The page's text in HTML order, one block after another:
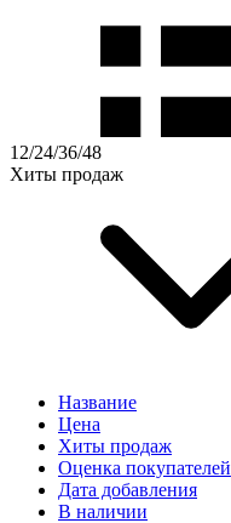
12/24/36/48
Хиты продаж
Название
Цена
Хиты продаж
Оценка покупателей
Дата добавления
В наличии